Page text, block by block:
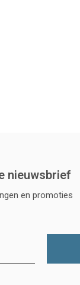
nieuwsbrief
en promoties